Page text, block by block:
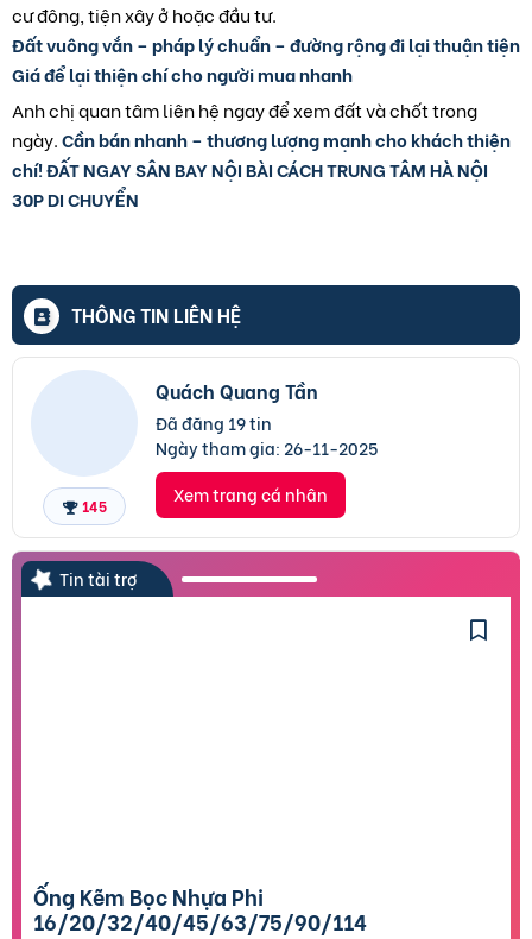
cư đông, tiện xây ở hoặc đầu tư.
Đất vuông vắn – pháp lý chuẩn – đường rộng đi lại thuận tiện
Giá để lại thiện chí cho người mua nhanh
Anh chị quan tâm liên hệ ngay để xem đất và chốt trong
ngày.Cần bán nhanh – thương lượng mạnh cho khách thiện
chí! ĐẤT NGAY SÂN BAY NỘI BÀI CÁCH TRUNG TÂM HÀ NỘI
30P DI CHUYỂN
THÔNG TIN LIÊN HỆ
145
Quách Quang Tần
Đã đăng 19 tin
Ngày tham gia: 26-11-2025
Xem trang cá nhân
Tin tài trợ
Ống Kẽm Bọc Nhựa Phi
16/20/32/40/45/63/75/90/114